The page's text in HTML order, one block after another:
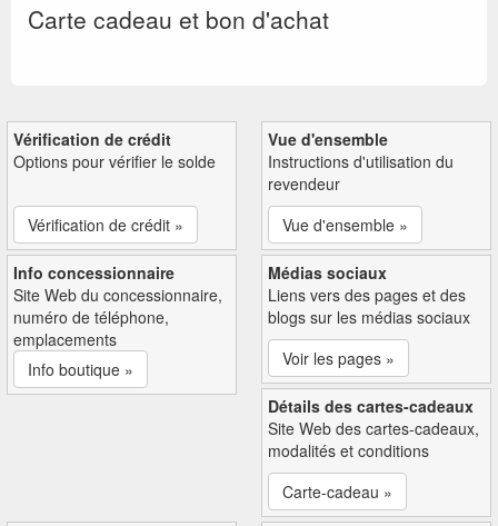
Carte cadeau et bon d'achat
Vérification de crédit
Options pour vérifier le solde
Vérification de crédit »
Vue d'ensemble
Instructions d'utilisation du
revendeur
Vue d'ensemble »
Info concessionnaire
Site Web du concessionnaire,
numéro de téléphone,
emplacements
Info boutique »
Médias sociaux
Liens vers des pages et des
blogs sur les médias sociaux
Voir les pages »
Détails des cartes-cadeaux
Site Web des cartes-cadeaux,
modalités et conditions
Carte-cadeau »